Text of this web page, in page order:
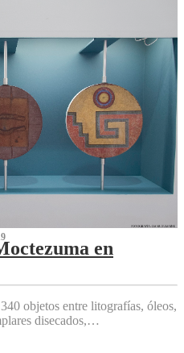
en
objetos entre litografías, óleos,
disecados,…